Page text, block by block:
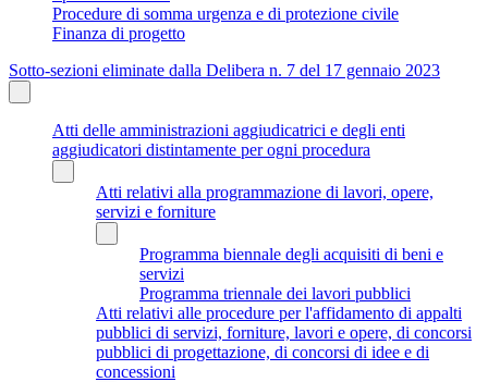
Procedure di somma urgenza e di protezione civile
Finanza di progetto
Sotto-sezioni eliminate dalla Delibera n. 7 del 17 gennaio 2023
Atti delle amministrazioni aggiudicatrici e degli enti
aggiudicatori distintamente per ogni procedura
Atti relativi alla programmazione di lavori, opere,
servizi e forniture
Programma biennale degli acquisiti di beni e
servizi
Programma triennale dei lavori pubblici
Atti relativi alle procedure per l'affidamento di appalti
pubblici di servizi, forniture, lavori e opere, di concorsi
pubblici di progettazione, di concorsi di idee e di
concessioni